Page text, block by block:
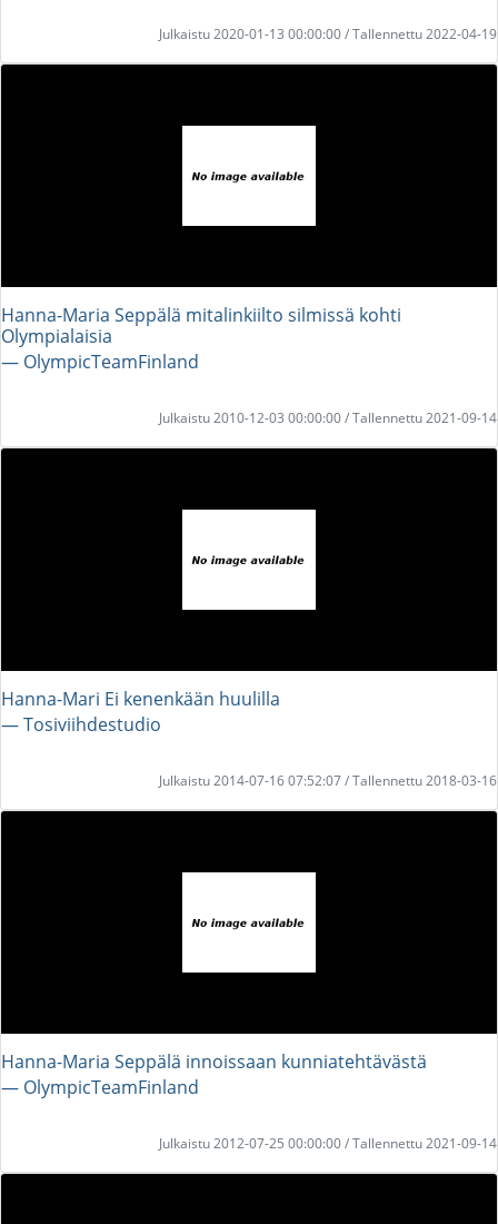
Julkaistu 2020-01-13 00:00:00 / Tallennettu 2022-04-19
Hanna-Maria Seppälä mitalinkiilto silmissä kohti
Olympialaisia
― OlympicTeamFinland
Julkaistu 2010-12-03 00:00:00 / Tallennettu 2021-09-14
Hanna-Mari Ei kenenkään huulilla
― Tosiviihdestudio
Julkaistu 2014-07-16 07:52:07 / Tallennettu 2018-03-16
Hanna-Maria Seppälä innoissaan kunniatehtävästä
― OlympicTeamFinland
Julkaistu 2012-07-25 00:00:00 / Tallennettu 2021-09-14